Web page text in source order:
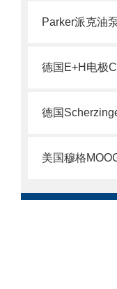
德国E+H电极
美国穆格